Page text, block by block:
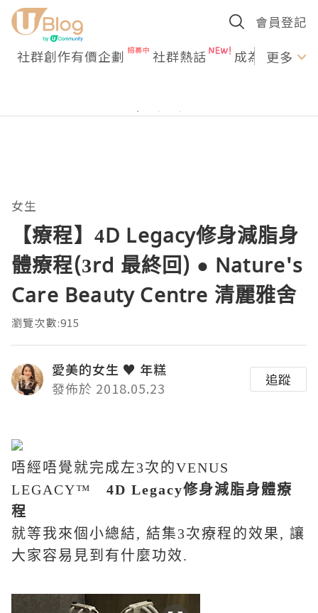
會員登記
社群創作有價企劃 社群熱話 成為U更多
女生
【療程】4D Legacy修身減脂身
體療程(3rd 最終回) ● Nature's
Care Beauty Centre 清麗雅舍
瀏覽次數:915
愛美的女生 ♥ 年糕
發佈於 2018.05.23
追蹤
唔經唔覺就完成左3次的VENUS
LEGACY™ 4D Legacy修身減脂身體療
程
就等我來個小總結, 結集3次療程的效果, 讓
大家容易見到有什麼功效.